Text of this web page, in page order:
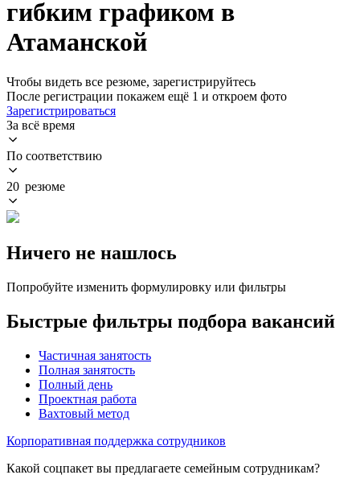
гибким графиком в
Атаманской
Чтобы видеть все резюме, зарегистрируйтесь
После регистрации покажем ещё 1 и откроем фото
Зарегистрироваться
За всё время
По соответствию
20 резюме
Ничего не нашлось
Попробуйте изменить формулировку или фильтры
Быстрые фильтры подбора вакансий
Частичная занятость
Полная занятость
Полный день
Проектная работа
Вахтовый метод
Корпоративная поддержка сотрудников
Какой соцпакет вы предлагаете семейным сотрудникам?